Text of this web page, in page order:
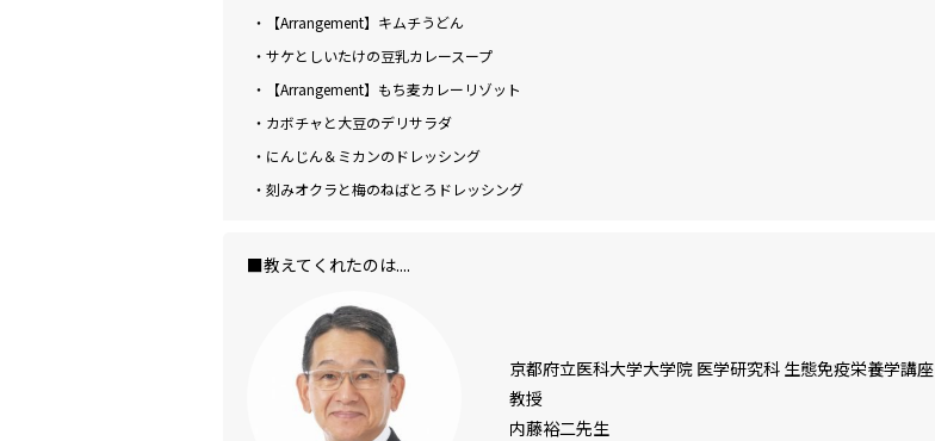
・【Arrangement】キムチうどん
・サケとしいたけの豆乳カレースープ
・【Arrangement】もち麦カレーリゾット
・カボチャと大豆のデリサラダ
・にんじん＆ミカンのドレッシング
・刻みオクラと梅のねばとろドレッシング
■教えてくれたのは....
京都府立医科大学大学院 医学研究科 生態免疫栄養学講座
教授
内藤裕二先生